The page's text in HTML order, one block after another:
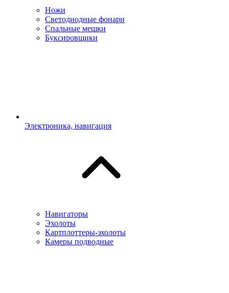
Ножи
Светодиодные фонари
Спальные мешки
Буксировщики
Электроника, навигация
Навигаторы
Эхолоты
Картплоттеры-эхолоты
Камеры подводные